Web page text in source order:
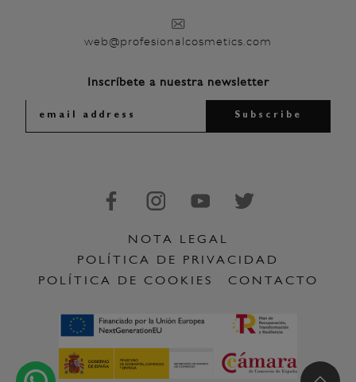
web@profesionalcosmetics.com
Inscríbete a nuestra newsletter
NOTA LEGAL
POLÍTICA DE PRIVACIDAD
POLÍTICA DE COOKIES
CONTACTO